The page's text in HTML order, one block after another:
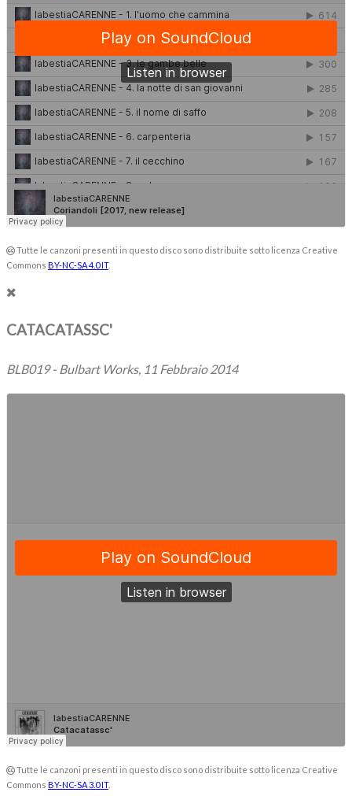
Tutte le canzoni presenti in questo disco sono distribuite sotto licenza Creative
Commons BY-NC-SA 4.0 IT.
CATACATASSC'
BLB019 - Bulbart Works, 11 Febbraio 2014
Tutte le canzoni presenti in questo disco sono distribuite sotto licenza Creative
Commons BY-NC-SA 3.0 IT.